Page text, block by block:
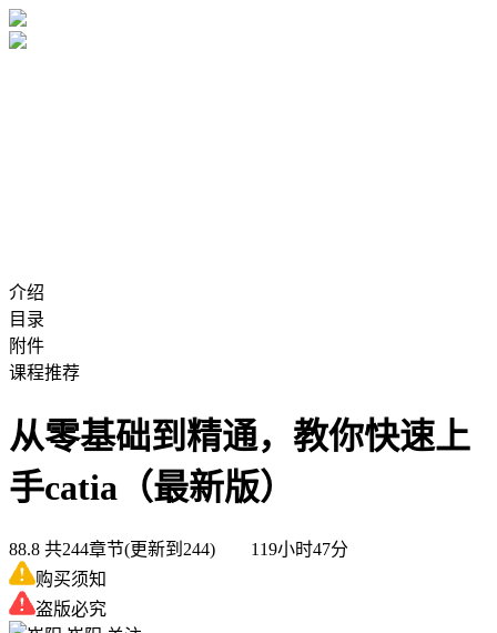
介绍
目录
附件
课程推荐
从零基础到精通，教你快速上
手catia（最新版）
88.8 共244章节(更新到244) 119小时47分
购买须知
盗版必究